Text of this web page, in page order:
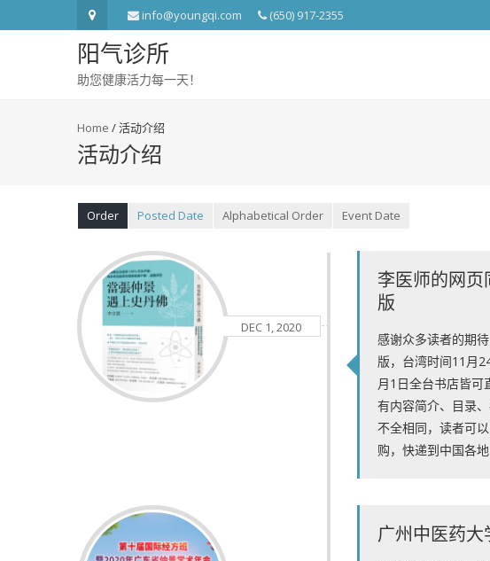
info@youngqi.com (650) 917-2355
阳气诊所
助您健康活力每一天！
Home /活动介绍
活动介绍
Order Posted Date Alphabetical Order Event Date
DEC 1, 2020
李医师的网
版
感谢众多读者的期
版，台湾时间11月
月1日全台书店皆可
有内容简介、目录
不全相同，读者可
购，快递到中国各
广州中医药大